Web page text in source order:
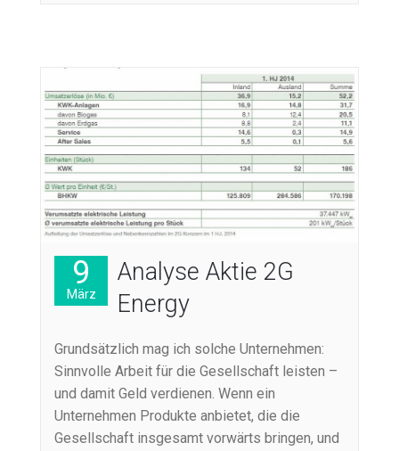
9
März
Analyse Aktie 2G
Energy
Grundsätzlich mag ich solche Unternehmen:
Sinnvolle Arbeit für die Gesellschaft leisten –
und damit Geld verdienen. Wenn ein
Unternehmen Produkte anbietet, die die
Gesellschaft insgesamt vorwärts bringen, und